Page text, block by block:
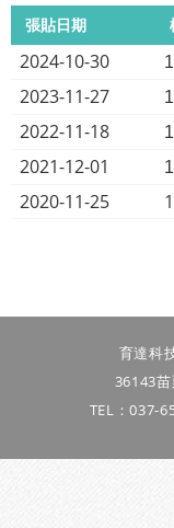
張貼日期
2024-10-30
2023-11-27
2022-11-18
2021-12-01
2020-11-25
育達科
36143
TEL：037-